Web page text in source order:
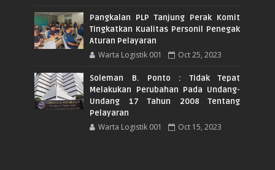
Pangkalan PLP Tanjung Perak Komit
Tingkatkan Kualitas Personil Penegak
Aturan Pelayaran
Warta Logistik 001 Oct 25, 2023
Soleman B. Ponto : Tidak Tepat
Melakukan Perubahan Pada Undang-
Undang 17 Tahun 2008 Tentang
Pelayaran
Warta Logistik 001 Oct 15, 2023